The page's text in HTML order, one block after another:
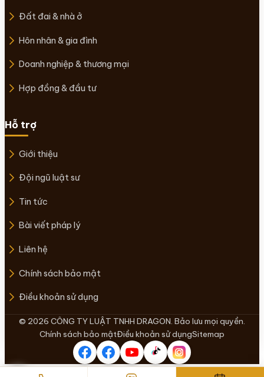
Đất đai & nhà ở
Hôn nhân & gia đình
Doanh nghiệp & thương mại
Hợp đồng & đầu tư
Hỗ trợ
Giới thiệu
Đội ngũ luật sư
Tin tức
Bài viết pháp lý
Liên hệ
Chính sách bảo mật
Điều khoản sử dụng
© 2026 CÔNG TY LUẬT TNHH DRAGON. Bảo lưu mọi quyền.
Chính sách bảo mậtĐiều khoản sử dụngSitemap